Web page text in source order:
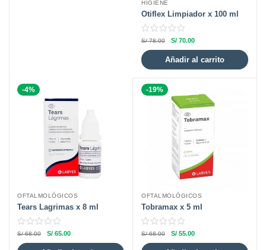
HIGIENE
Otiflex Limpiador x 100 ml
S/78.00 S/ 70.00
Añadir al carrito
-4%
OFTALMOLÓGICOS
Tears Lagrimas x 8 ml
S/68.00 S/ 65.00
-19%
OFTALMOLÓGICOS
Tobramax x 5 ml
S/68.00 S/ 55.00